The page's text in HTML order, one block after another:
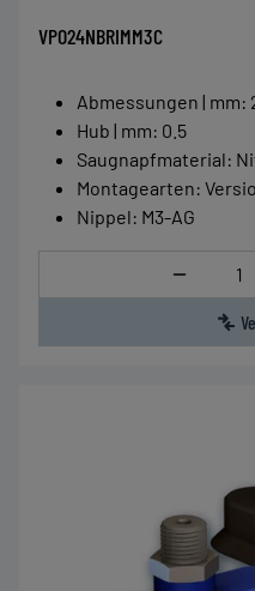
VPO24NBRIMM3C
Abmessungen | mm:
Hub | mm: 0.5
Saugnapfmaterial:
Montagearten:
Nippel: M3-AG
Menge